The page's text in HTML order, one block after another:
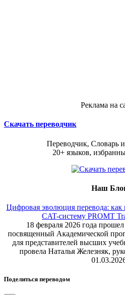
Реклама на
Скачать переводчик
Переводчик, Словарь
20+ языков,
Наш
Цифровая эволюция перевода: как
CAT-систему PROMT
18 февраля 2026 года
посвященный Академической
для представителей высших
провела Наталья Железняк,
Поделиться переводом